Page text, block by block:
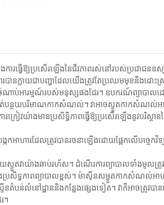
ងនិងការធ្វើឱ្យប្រសើរឡើងនៃជីវភាពរស់នៅរបស់ប្រជ
ក្លាយជាបញ្ហាដែលយើងត្រូវតែប្រឈមមុខនិងដោះស្រ
អារម្មណ៍របស់មនុស្សផងដែរ។ ឧបករណ៍ព្យាបាលដោយគ្
ន្ថយបរិមាណកាកសំណល់។ វាអាចស្ងួតកាកសំណល់អាហ
ៀវយ៉ាងមានប្រសិទ្ធិភាពធ្វើឱ្យប្រសើរឡើងនូវបរិស្ថាន
អាហារដែលត្រូវបានរចនាឡើងដោយផ្អែកលើបច្ចេកវិទ្
តវាយ៉ាងឆាប់រហ័ស។ ដំណើរការព្យាបាលទាំងមូលត្រូវក
ងប្រសិទ្ធភាពព្យាបាលខ្ពស់។ ម៉ាស៊ីនសម្ងួតកាកសំណល់អ
តំបន់លំនៅដ្ឋាននិងកន្លែងផ្សេងទៀត។ វាក៏អាចត្រូវប
។